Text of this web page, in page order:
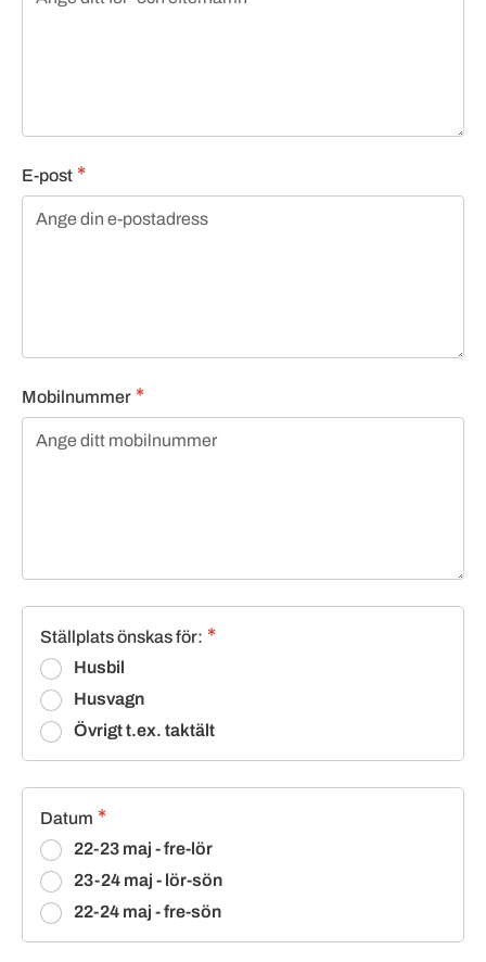
E-post
Mobilnummer
Ställplats önskas för:
Husbil
Husvagn
Övrigt t.ex. taktält
Datum
22-23 maj - fre-lör
23-24 maj - lör-sön
22-24 maj - fre-sön